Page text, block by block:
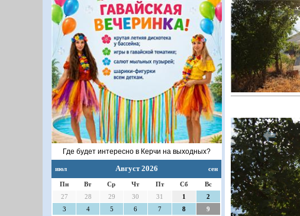
Где будет интересно в Керчи на выходных?
июл Август 2026 сен
Пн Вт Ср Чт Пт Сб
Вс
27
28 29 30 31 1
2
3
4 5 6 7 8
9
1/18